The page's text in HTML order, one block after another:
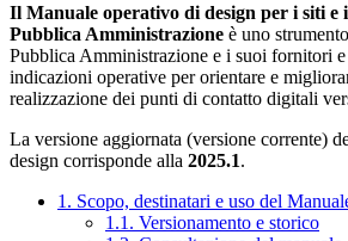
Il Manuale operativo di design per i siti e
Pubblica Amministrazione è uno
Pubblica Amministrazione e i suoi fornitori
indicazioni operative per orientare e
realizzazione dei punti di contatto digitali
La versione aggiornata (versione corrente)
design corrisponde alla 2025.1.
1. Scopo, destinatari e uso del
1.1. Versionamento e storico